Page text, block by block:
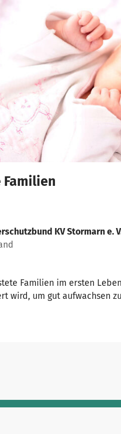
KV Stormarn e.
Familien im ersten
wird, um gut aufwachsen